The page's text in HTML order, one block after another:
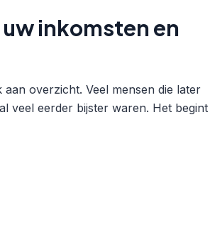
inkomsten en
overzicht. Veel mensen die later
veel eerder bijster waren. Het begint